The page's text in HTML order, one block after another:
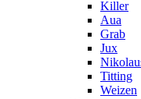
Killer
Aua
Grab
Jux
Titting
Weizen